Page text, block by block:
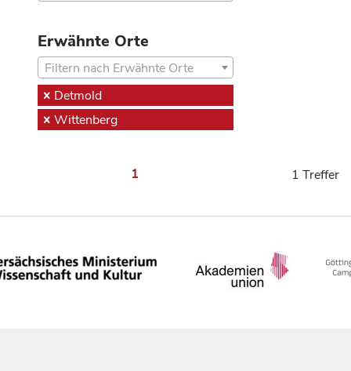
Erwähnte Orte
Filtern nach Erwähnte Orte
Detmold
Wittenberg
1 1 Treffer